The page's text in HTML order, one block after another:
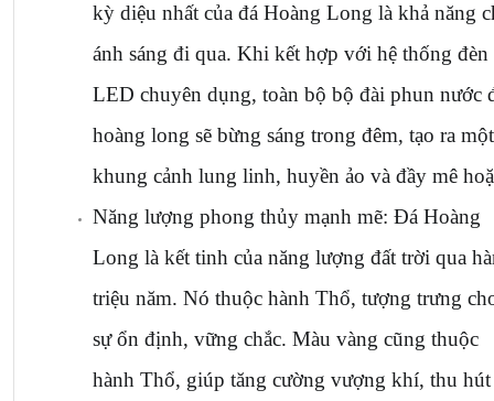
kỳ diệu nhất của đá Hoàng Long là khả năng
ánh sáng đi qua. Khi kết hợp với hệ thống đèn
LED chuyên dụng, toàn bộ bộ đài phun nước
hoàng long sẽ bừng sáng trong đêm, tạo ra một
khung cảnh lung linh, huyền ảo và đầy mê
Năng lượng phong thủy mạnh mẽ: Đá Hoàng
Long là kết tinh của năng lượng đất trời qua
triệu năm. Nó thuộc hành Thổ, tượng trưng
sự ổn định, vững chắc. Màu vàng cũng thuộc
hành Thổ, giúp tăng cường vượng khí, thu hút